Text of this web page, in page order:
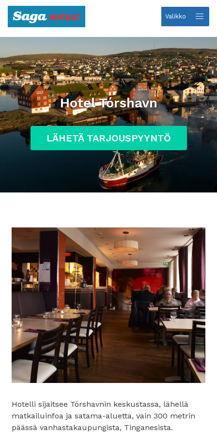
Etusivulle
Valikko
Hotel Tórshavn
LÄHETÄ TARJOUSPYYNTÖ
Hotelli sijaitsee Tórshavnin keskustassa, lähellä
matkailuinfoa ja satama-aluetta, vain 300 metrin
päässä vanhastakaupungista, Tinganesista.